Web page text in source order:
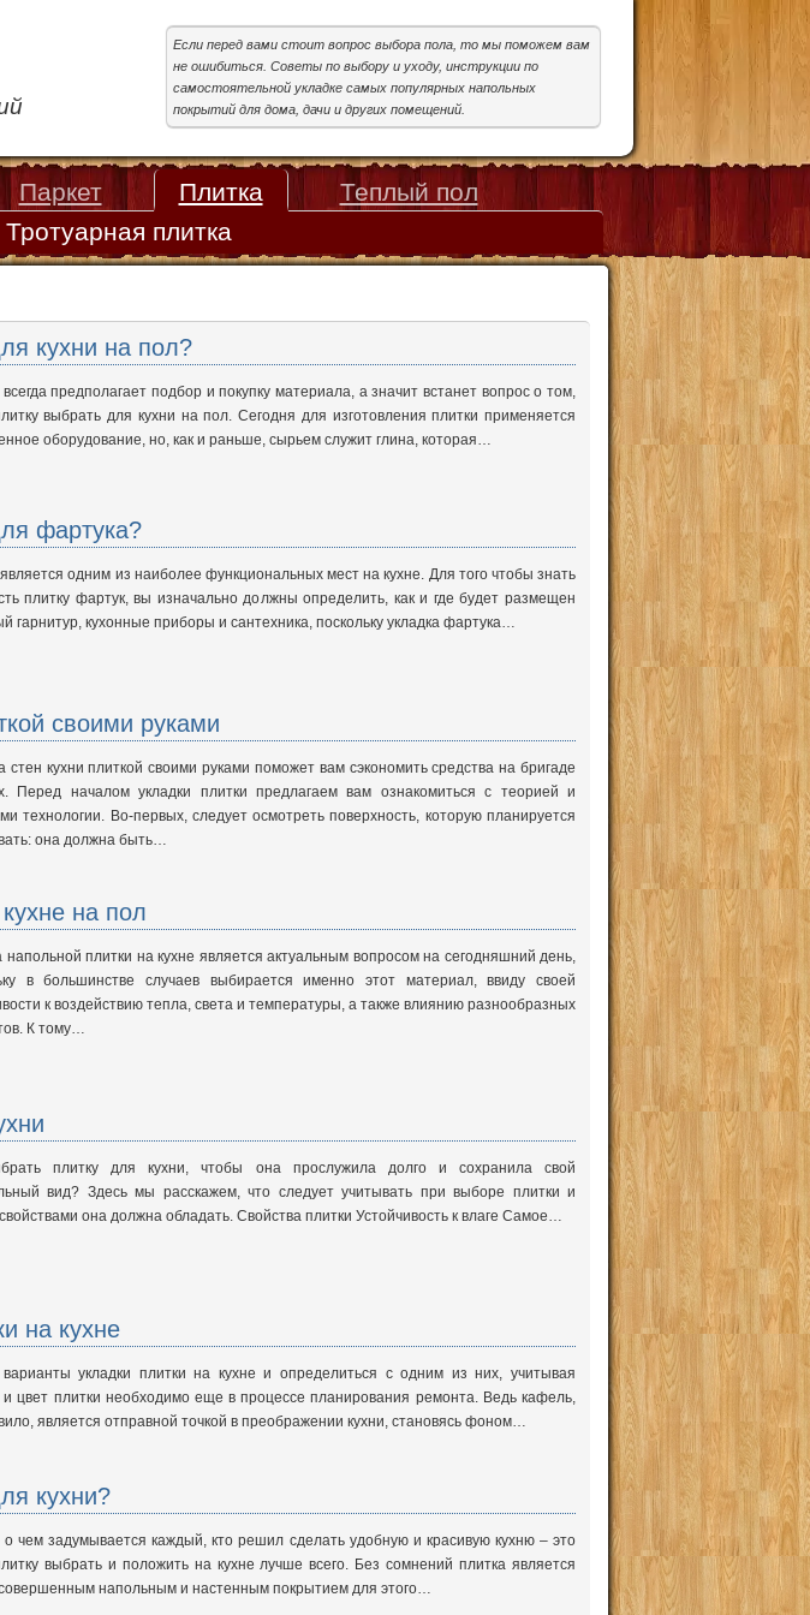
Если перед вами стоит вопрос выбора пола, то мы поможем вам
не ошибиться. Советы по выбору и уходу, инструкции по
самостоятельной укладке самых популярных напольных
покрытий для дома, дачи и других помещений.
Паркет Плитка
Теплый пол
Тротуарная плитка
кухни на пол?
предполагает подбор и покупку материала, а значит встанет вопрос о том,
выбрать для кухни на пол. Сегодня для изготовления плитки применяется
оборудование, но, как и раньше, сырьем служит глина, которая…
фартука?
одним из наиболее функциональных мест на кухне. Для того чтобы знать
плитку фартук, вы изначально должны определить, как и где будет размещен
гарнитур, кухонные приборы и сантехника, поскольку укладка фартука…
своими руками
стен кухни плиткой своими руками поможет вам сэкономить средства на бригаде
Перед началом укладки плитки предлагаем вам ознакомиться с теорией и
технологии. Во-первых, следует осмотреть поверхность, которую планируется
она должна быть…
на пол
напольной плитки на кухне является актуальным вопросом на сегодняшний день,
в большинстве случаев выбирается именно этот материал, ввиду своей
к воздействию тепла, света и температуры, а также влиянию разнообразных
К тому…
плитку для кухни, чтобы она прослужила долго и сохранила свой
вид? Здесь мы расскажем, что следует учитывать при выборе плитки и
она должна обладать. Свойства плитки Устойчивость к влаге Самое…
на кухне
варианты укладки плитки на кухне и определиться с одним из них, учитывая
цвет плитки необходимо еще в процессе планирования ремонта. Ведь кафель,
является отправной точкой в преображении кухни, становясь фоном…
кухни?
о чем задумывается каждый, кто решил сделать удобную и красивую кухню – это
выбрать и положить на кухне лучше всего. Без сомнений плитка является
напольным и настенным покрытием для этого…